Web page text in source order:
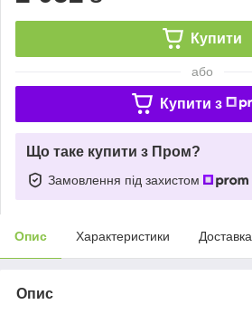
Купити
або
Купити з
Що таке купити з Пром?
Замовлення під захистом
Опис Характеристики Доставка
Опис